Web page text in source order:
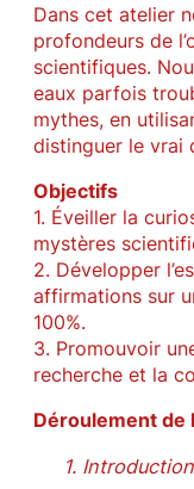
Dans cet atelier
profondeurs de
scientifiques.
eaux parfois
mythes, en
distinguer le vrai
Objectifs
1. Éveiller la
mystères
2. Développer
affirmations sur
100%.
3. Promouvoir
recherche et la
Déroulement de
1. Introduction